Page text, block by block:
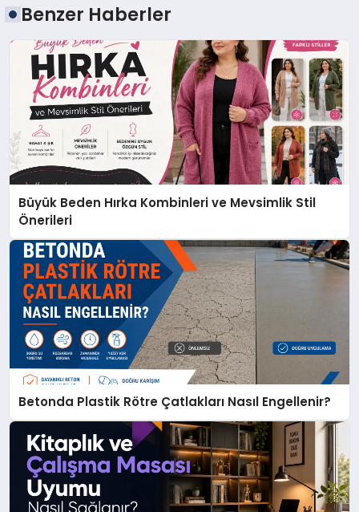
Benzer Haberler
Büyük Beden Hırka Kombinleri ve Mevsimlik Stil
Önerileri
Betonda Plastik Rötre Çatlakları Nasıl Engellenir?